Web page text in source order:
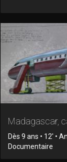
Madagascar,
Dès 9 ans • 12' •
Documentaire